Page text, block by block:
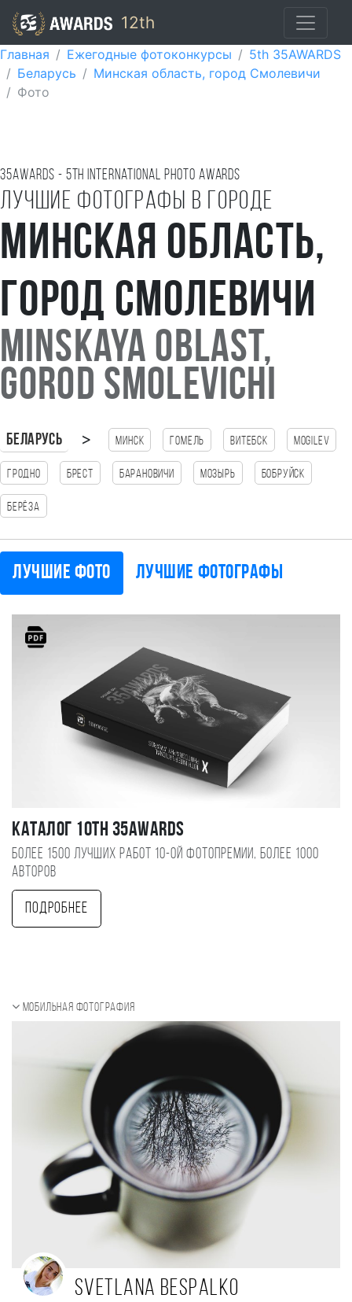
12th
Главная Ежегодные фотоконкурсы
5th 35AWARDS
Беларусь
Минская область, город Смолевичи
Фото
35AWARDS - 5TH international photo awards
Лучшие фотографы в городе
Минская область,
город Смолевичи
Minskaya oblast,
gorod Smolevichi
Беларусь > Минск Гомель Витебск Mogilev
Гродно Брест Барановичи Мозырь Бобруйск
Берёза
Лучшие фото Лучшие фотографы
Каталог 10TH 35AWARDS
Более 1500 лучших работ 10-ой фотопремии, более 1000
авторов
Подробнее
Мобильная фотография
Svetlana Bespalko